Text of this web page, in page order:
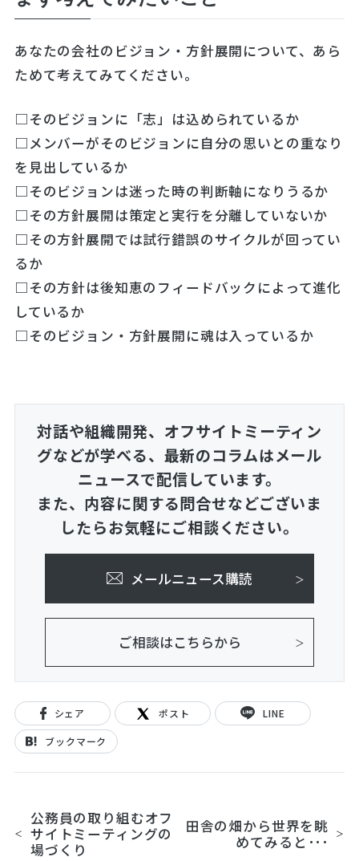
あなたの会社のビジョン・方針展開について、あら
ためて考えてみてください。
□そのビジョンに「志」は込められているか
□メンバーがそのビジョンに自分の思いとの重なり
を見出しているか
□そのビジョンは迷った時の判断軸になりうるか
□その方針展開は策定と実行を分離していないか
□その方針展開では試行錯誤のサイクルが回ってい
るか
□その方針は後知恵のフィードバックによって進化
しているか
□そのビジョン・方針展開に魂は入っているか
対話や組織開発、オフサイトミーティン
グなどが学べる、 最新のコラムはメール
ニュースで配信しています。
また、内容に関する問合せなどございま
したらお気軽にご相談ください。
メールニュース購読
ご相談はこちらから
シェア ポスト LINE
ブックマーク
公務員の取り組むオフ
サイトミーティングの
場づくり
田舎の畑から世界を眺
めてみると･･･